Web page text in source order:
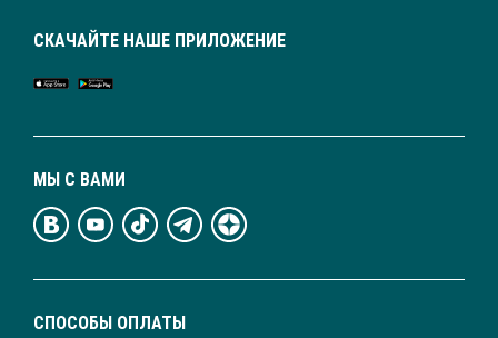
СПОСОБЫ ОПЛАТЫ
МЫ С ВАМИ
СКАЧАЙТЕ НАШЕ ПРИЛОЖЕНИЕ